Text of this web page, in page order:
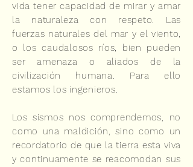
vida tener capacidad de mirar y amar
la naturaleza con respeto. Las
fuerzas naturales del mar y el viento,
o los caudalosos ríos, bien pueden
ser amenaza o aliados de la
civilización humana. Para ello
estamos los ingenieros.
Los sismos nos comprendemos, no
como una maldición, sino como un
recordatorio de que la tierra esta viva
y continuamente se reacomodan sus